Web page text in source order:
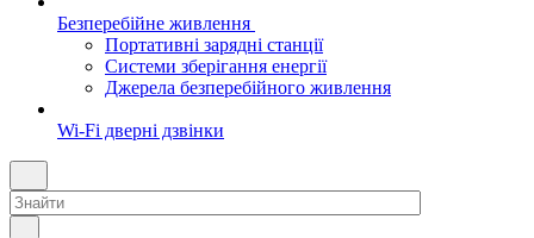
Безперебійне живлення
Портативні зарядні станції
Системи зберігання енергії
Джерела безперебійного живлення
Wi-Fi дверні дзвінки